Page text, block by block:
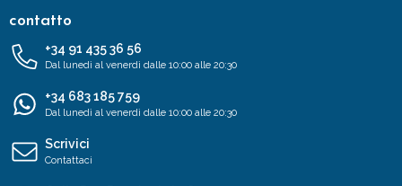
contatto
+34 91 435 36 56
Dal lunedì al venerdì dalle 10:00 alle 20:30
+34 683 185 759
Dal lunedì al venerdì dalle 10:00 alle 20:30
Scrivici
Contattaci